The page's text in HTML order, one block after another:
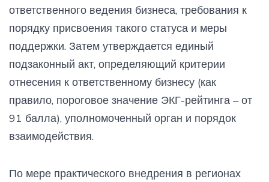
ответственного ведения бизнеса, требования к
порядку присвоения такого статуса и меры
поддержки. Затем утверждается единый
подзаконный акт, определяющий критерии
отнесения к ответственному бизнесу (как
правило, пороговое значение ЭКГ-рейтинга – от
91 балла), уполномоченный орган и порядок
взаимодействия.
По мере практического внедрения в регионах